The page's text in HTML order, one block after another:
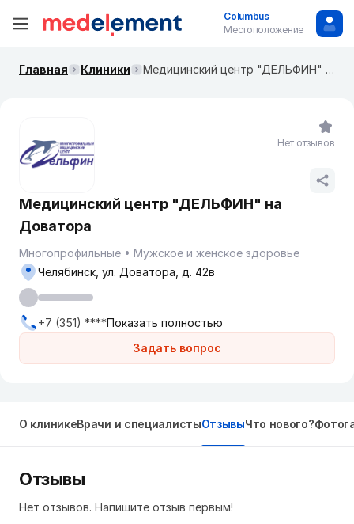
Columbus
Местоположение
Главная Клиники Медицинский центр "ДЕЛЬФИН" на Доватора
Медицинский центр "ДЕЛЬФИН" на
Доватора
Многопрофильные Мужское и женское здоровье
Задать вопрос
Челябинск, ул. Доватора, д. 42в
+7 (351) ****Показать полностью
Нет отзывов
О клиникеВрачи и специалистыОтзывыЧто нового?
Отзывы
Нет отзывов. Напишите отзыв первым!